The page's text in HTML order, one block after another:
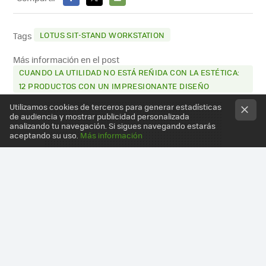
FACEBOOK
X
E-
MAIL
Tags LOTUS SIT-STAND WORKSTATION
Más información en el post
CUANDO LA UTILIDAD NO ESTÁ REÑIDA CON LA ESTÉTICA:
12 PRODUCTOS CON UN IMPRESIONANTE DISEÑO
Utilizamos cookies de terceros para generar estadísticas
de audiencia y mostrar publicidad personalizada
analizando tu navegación. Si sigues navegando estarás
aceptando su uso. Más información